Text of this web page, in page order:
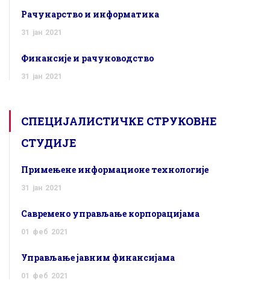
Рачунарство и информатика
31 јан 2021
Финансије и рачуноводство
31 јан 2021
СПЕЦИЈАЛИСТИЧКЕ СТРУКОВНЕ
СТУДИЈЕ
Примењене информационе технологије
31 јан 2021
Савремено управљање корпорацијама
01 феб 2021
Управљање јавним финансијама
01 феб 2021